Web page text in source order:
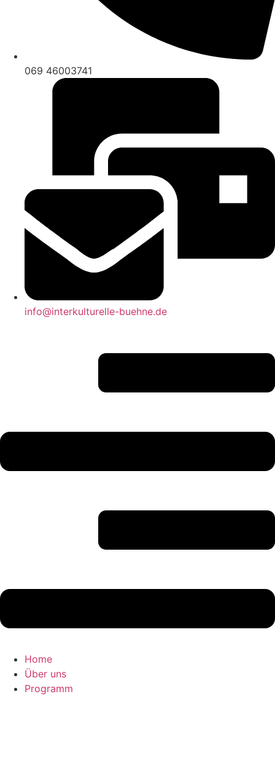
069 46003741
info@interkulturelle-buehne.de
Home
Über uns
Programm